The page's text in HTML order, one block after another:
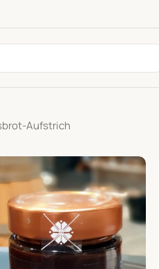
Aufstrich